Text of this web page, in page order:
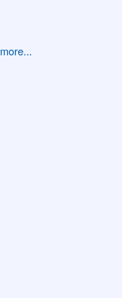
more...